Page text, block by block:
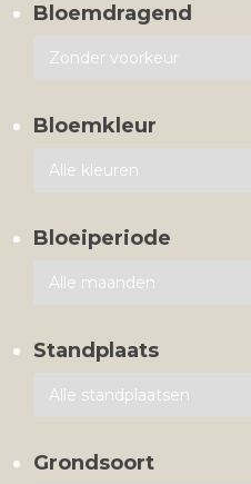
Bloemdragend
Bloemkleur
Bloeiperiode
Standplaats
Grondsoort